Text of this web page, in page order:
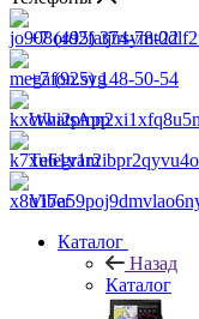
+7 (495) 374-78-22
+7 (925) 148-50-54
WhatsApp
Telegram
Viber
Каталог
Назад
Каталог